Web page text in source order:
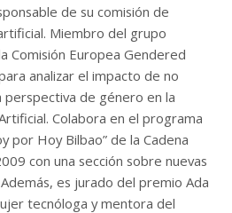
de su comisión de
Miembro del grupo
Comisión Europea Gendered
analizar el impacto de no
perspectiva de género en la
Colabora en el programa
por Hoy Bilbao” de la Cadena
con una sección sobre nuevas
es jurado del premio Ada
tecnóloga y mentora del